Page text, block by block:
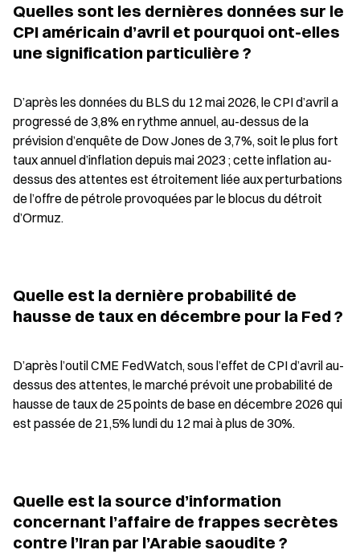
Quelles sont les dernières données sur le
CPI américain d’avril et pourquoi ont-elles
une signification particulière ?
D’après les données du BLS du 12 mai 2026, le CPI d’avril a
progressé de 3,8% en rythme annuel, au-dessus de la
prévision d’enquête de Dow Jones de 3,7%, soit le plus fort
taux annuel d’inflation depuis mai 2023 ; cette inflation au-
dessus des attentes est étroitement liée aux perturbations
de l’offre de pétrole provoquées par le blocus du détroit
d’Ormuz.
Quelle est la dernière probabilité de
hausse de taux en décembre pour la Fed ?
D’après l’outil CME FedWatch, sous l’effet de CPI d’avril au-
dessus des attentes, le marché prévoit une probabilité de
hausse de taux de 25 points de base en décembre 2026 qui
est passée de 21,5% lundi du 12 mai à plus de 30%.
Quelle est la source d’information
concernant l’affaire de frappes secrètes
contre l’Iran par l’Arabie saoudite ?